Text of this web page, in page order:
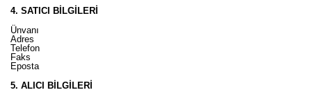
4. SATICI BİLGİLERİ
Ünvanı
Adres
Telefon
Faks
Eposta
5. ALICI BİLGİLERİ